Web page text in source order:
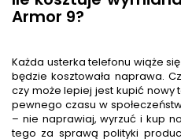
Armor 9?
Każda usterka telefonu wiąże
będzie kosztowała naprawa.
czy może lepiej jest kupić nowy
pewnego czasu w
– nie naprawiaj, wyrzuć i kup
tego za sprawą polityki